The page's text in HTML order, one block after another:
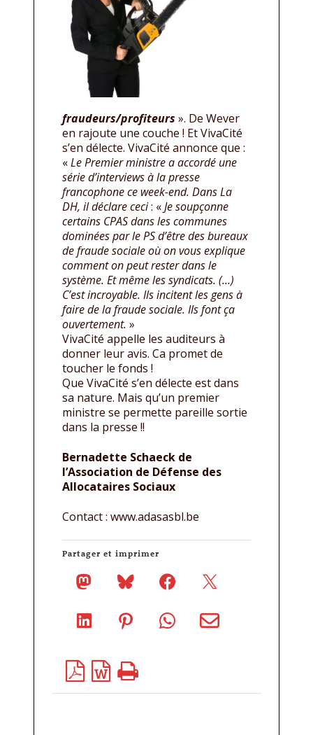
fraudeurs/profiteurs ». De Wever
en rajoute une couche ! Et VivaCité
s’en délecte. VivaCité annonce que :
«Le Premier ministre a accordé une
série d’interviews à la presse
francophone ce week-end. Dans La
DH, il déclare ceci: «Je soupçonne
certains CPAS dans les communes
dominées par le PS d’être des bureaux
de fraude sociale où on vous explique
comment on peut rester dans le
système. Et même les syndicats. (…)
C’est incroyable. Ils incitent les gens à
faire de la fraude sociale. Ils font ça
ouvertement. »
VivaCité appelle les auditeurs à
donner leur avis. Ca promet de
toucher le fonds !
Que VivaCité s’en délecte est dans
sa nature. Mais qu’un premier
ministre se permette pareille sortie
dans la presse !!
Bernadette Schaeck de
l’Association de Défense des
Allocataires Sociaux
Contact : www.adasasbl.be
Partager et imprimer